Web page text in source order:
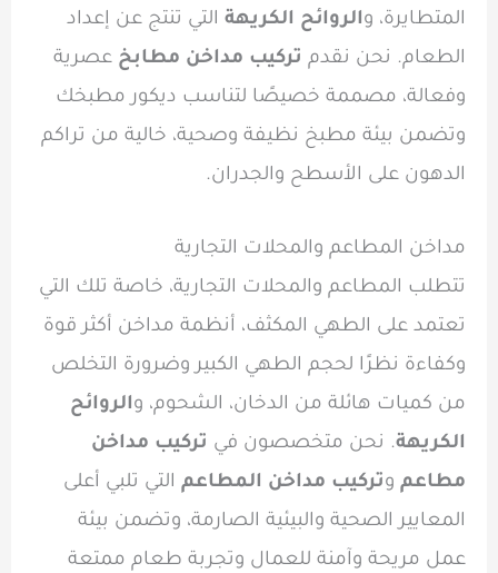
المتطايرة، والروائح الكريهة التي تنتج عن إعداد
الطعام. نحن نقدم تركيب مداخن مطابخ عصرية
وفعالة، مصممة خصيصًا لتناسب ديكور مطبخك
وتضمن بيئة مطبخ نظيفة وصحية، خالية من تراكم
الدهون على الأسطح والجدران.
مداخن المطاعم والمحلات التجارية
تتطلب المطاعم والمحلات التجارية، خاصة تلك التي
تعتمد على الطهي المكثف، أنظمة مداخن أكثر قوة
وكفاءة نظرًا لحجم الطهي الكبير وضرورة التخلص
من كميات هائلة من الدخان، الشحوم، والروائح
الكريهة. نحن متخصصون في تركيب مداخن
مطاعم وتركيب مداخن المطاعم التي تلبي أعلى
المعايير الصحية والبيئية الصارمة، وتضمن بيئة
عمل مريحة وآمنة للعمال وتجربة طعام ممتعة